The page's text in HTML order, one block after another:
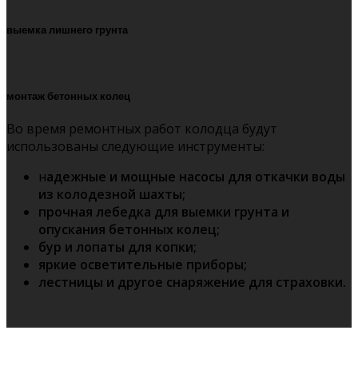
выемка лишнего грунта
монтаж бетонных колец
Во время ремонтных работ колодца будут
использованы следующие инструменты:
надежные и мощные насосы для откачки воды
из колодезной шахты;
прочная лебедка для выемки грунта и
опускания бетонных колец;
бур и лопаты для копки;
яркие осветительные приборы;
лестницы и другое снаряжение для страховки.